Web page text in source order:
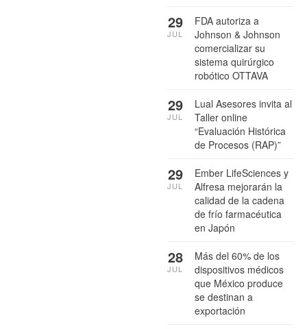
FDA autoriza a
Johnson & Johnson
comercializar su
sistema quirúrgico
robótico OTTAVA
29
JUL
Lual Asesores invita al
Taller online
“Evaluación Histórica
de Procesos (RAP)”
29
JUL
Ember LifeSciences y
Alfresa mejorarán la
calidad de la cadena
de frío farmacéutica
en Japón
29
JUL
Más del 60% de los
dispositivos médicos
que México produce
se destinan a
exportación
28
JUL